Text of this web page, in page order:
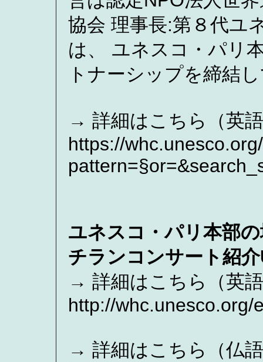
協会 理事長:第８代ユ
は、 ユネスコ・パリ
トナーシップを締結
→ 詳細はこちら（英
https://
ユネスコ・パリ本部
チランコンサート紹
→ 詳細はこちら（英
http://whc.unesco.org/
→ 詳細はこちら（仏